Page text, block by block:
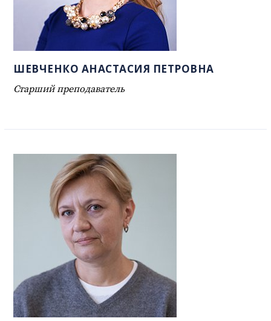
ШЕВЧЕНКО АНАСТАСИЯ ПЕТРОВНА
Старший преподаватель